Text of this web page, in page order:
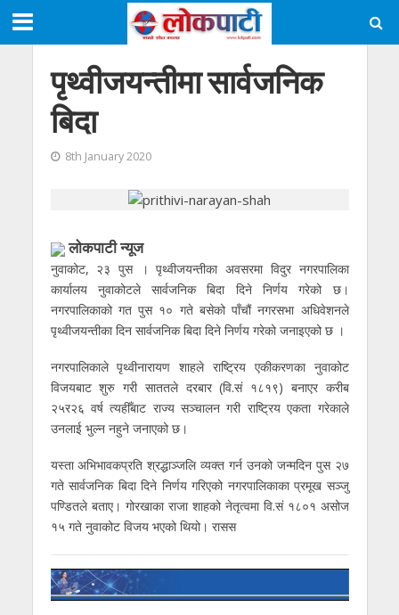
पृथ्वीजयन्तीमा सार्वजनिक
बिदा
8th January 2020
लाेकपाटी न्यूज
नुवाकोट, २३ पुस । पृथ्वीजयन्तीका अवसरमा विदुर नगरपालिका
कार्यालय नुवाकोटले सार्वजनिक बिदा दिने निर्णय गरेको छ।
नगरपालिकाको गत पुस १० गते बसेको पाँचौं नगरसभा अधिवेशनले
पृथ्वीजयन्तीका दिन सार्वजनिक बिदा दिने निर्णय गरेको जनाइएको छ ।
नगरपालिकाले पृथ्वीनारायण शाहले राष्ट्रिय एकीकरणका नुवाकोट
विजयबाट शुरु गरी साततले दरबार (वि.सं १८१९) बनाएर करीब
२५र२६ वर्ष त्यहीँबाट राज्य सञ्चालन गरी राष्ट्रिय एकता गरेकाले
उनलाई भुल्न नहुने जनाएको छ।
यस्ता अभिभावकप्रति श्रद्धाञ्जलि व्यक्त गर्न उनको जन्मदिन पुस २७
गते सार्वजनिक बिदा दिने निर्णय गरिएको नगरपालिकाका प्रमूख सञ्जु
पण्डितले बताए। गोरखाका राजा शाहको नेतृत्वमा वि.सं १८०१ असोज
१५ गते नुवाकोट विजय भएको थियो। रासस